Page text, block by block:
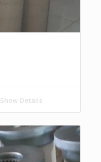
Show Details